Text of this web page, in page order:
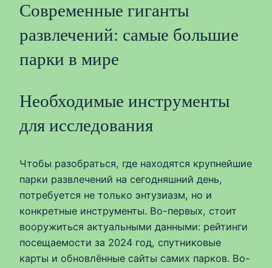
Современные гиганты
развлечений: самые большие
парки в мире
Необходимые инструменты
для исследования
Чтобы разобраться, где находятся крупнейшие
парки развлечений на сегодняшний день,
потребуется не только энтузиазм, но и
конкретные инструменты. Во-первых, стоит
вооружиться актуальными данными: рейтинги
посещаемости за 2024 год, спутниковые
карты и обновлённые сайты самих парков. Во-